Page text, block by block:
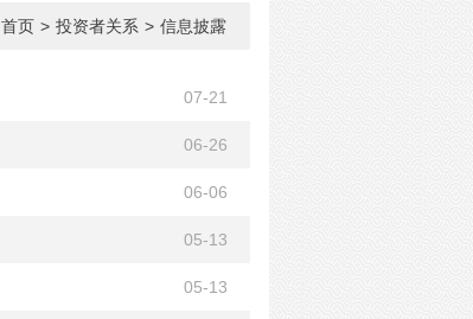
首页 > 投资者关系 > 信息披露
07-21
06-26
06-06
05-13
05-13